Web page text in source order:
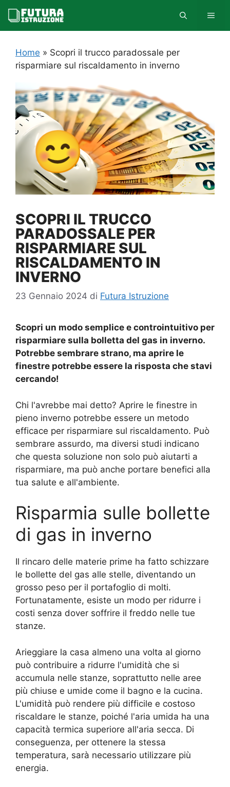
contenuto
Home » Scopri il trucco paradossale per
risparmiare sul riscaldamento in inverno
SCOPRI IL TRUCCO
PARADOSSALE PER
RISPARMIARE SUL
RISCALDAMENTO IN
INVERNO
23 Gennaio 2024 di Futura Istruzione
Scopri un modo semplice e controintuitivo per
risparmiare sulla bolletta del gas in inverno.
Potrebbe sembrare strano, ma aprire le
finestre potrebbe essere la risposta che stavi
cercando!
Chi l'avrebbe mai detto? Aprire le finestre in
pieno inverno potrebbe essere un metodo
efficace per risparmiare sul riscaldamento. Può
sembrare assurdo, ma diversi studi indicano
che questa soluzione non solo può aiutarti a
risparmiare, ma può anche portare benefici alla
tua salute e all'ambiente.
Risparmia sulle bollette
di gas in inverno
Il rincaro delle materie prime ha fatto schizzare
le bollette del gas alle stelle, diventando un
grosso peso per il portafoglio di molti.
Fortunatamente, esiste un modo per ridurre i
costi senza dover soffrire il freddo nelle tue
stanze.
Arieggiare la casa almeno una volta al giorno
può contribuire a ridurre l'umidità che si
accumula nelle stanze, soprattutto nelle aree
più chiuse e umide come il bagno e la cucina.
L'umidità può rendere più difficile e costoso
riscaldare le stanze, poiché l'aria umida ha una
capacità termica superiore all'aria secca. Di
conseguenza, per ottenere la stessa
temperatura, sarà necessario utilizzare più
energia.